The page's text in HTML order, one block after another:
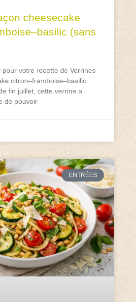
cheesecake
(sans
pour votre recette de Verrines
citron–framboise–basilic
fin juillet, cette verrine a
de pouvoir
ENTRÉES